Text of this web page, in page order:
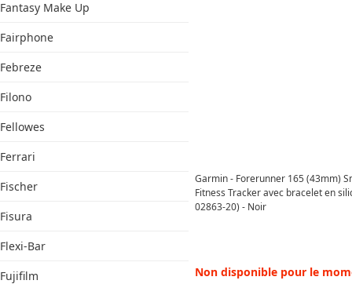
Fantasy Make Up
Fairphone
Febreze
Filono
Fellowes
Ferrari
Fischer
Fisura
Flexi-Bar
Fujifilm
Garmin - Forerunner 165 (43mm)
Fitness Tracker avec bracelet en
02863-20) - Noir
Non disponible pour le